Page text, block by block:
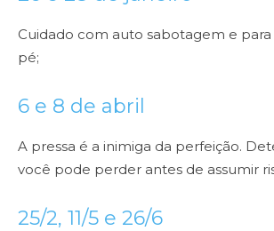
Cuidado com auto sabotagem e
pé;
6 e 8 de abril
A pressa é a inimiga da perfeição.
você pode perder antes de assumir
25/2, 11/5 e 26/6